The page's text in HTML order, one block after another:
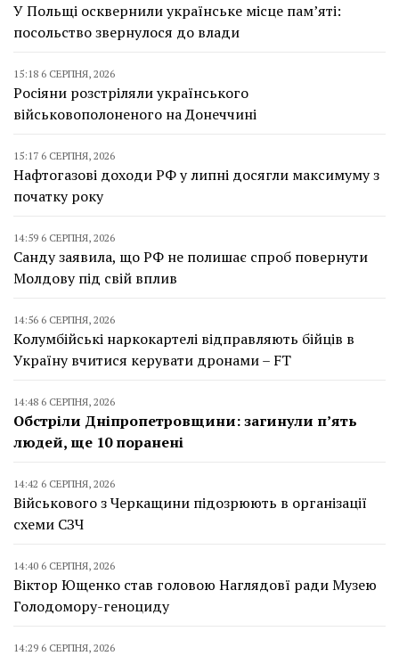
У Польщі осквернили українське місце пам’яті:
посольство звернулося до влади
15:18 6 СЕРПНЯ, 2026
Росіяни розстріляли українського
військовополоненого на Донеччині
15:17 6 СЕРПНЯ, 2026
Нафтогазові доходи РФ у липні досягли максимуму з
початку року
14:59 6 СЕРПНЯ, 2026
Санду заявила, що РФ не полишає спроб повернути
Молдову під свій вплив
14:56 6 СЕРПНЯ, 2026
Колумбійські наркокартелі відправляють бійців в
Україну вчитися керувати дронами – FT
14:48 6 СЕРПНЯ, 2026
Обстріли Дніпропетровщини: загинули п’ять
людей, ще 10 поранені
14:42 6 СЕРПНЯ, 2026
Військового з Черкащини підозрюють в організації
схеми СЗЧ
14:40 6 СЕРПНЯ, 2026
Віктор Ющенко став головою Наглядовї ради Музею
Голодомору-геноциду
14:29 6 СЕРПНЯ, 2026